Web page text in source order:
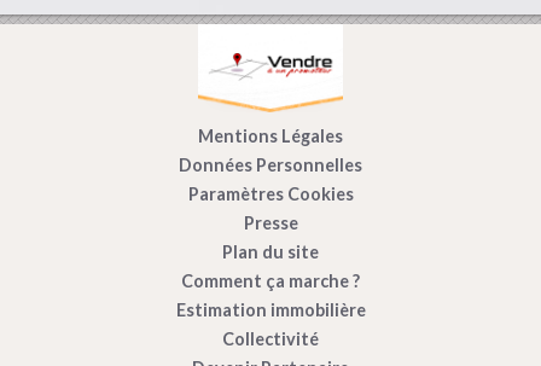
Mentions Légales
Données Personnelles
Paramètres Cookies
Presse
Plan du site
Comment ça marche ?
Estimation immobilière
Collectivité